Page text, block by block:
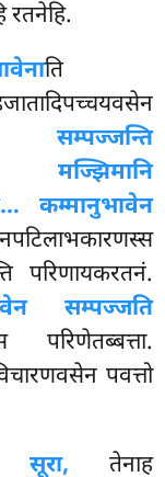
रतनेहि.
ति
सम्पज्जन्ति
मज्झिमानि
कम्मानुभावेन
परिणायकरतनं.
सम्पज्जति
परिणेतब्बत्ता.
पवत्तो
सूरा, तेनाह